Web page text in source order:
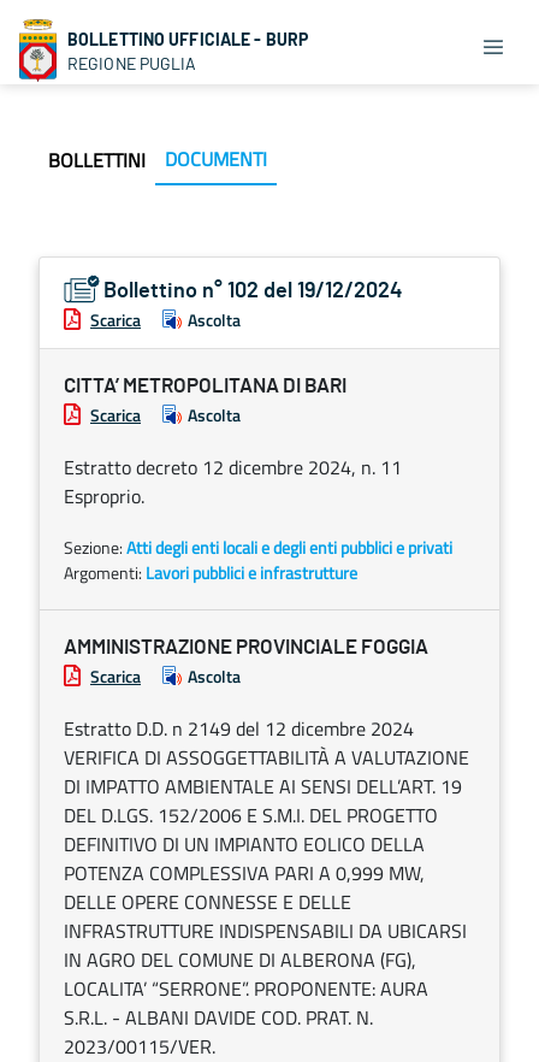
BOLLETTINO UFFICIALE - BURP
REGIONE PUGLIA
BOLLETTINI DOCUMENTI
Bollettino n° 102 del 19/12/2024
Scarica Ascolta
CITTA’ METROPOLITANA DI BARI
Scarica Ascolta
Estratto decreto 12 dicembre 2024, n. 11
Esproprio.
Sezione:Atti degli enti locali e degli enti pubblici e privati
Argomenti: Lavori pubblici e infrastrutture
AMMINISTRAZIONE PROVINCIALE FOGGIA
Scarica Ascolta
Estratto D.D. n 2149 del 12 dicembre 2024
VERIFICA DI ASSOGGETTABILITÀ A VALUTAZIONE
DI IMPATTO AMBIENTALE AI SENSI DELL’ART. 19
DEL D.LGS. 152/2006 E S.M.I. DEL PROGETTO
DEFINITIVO DI UN IMPIANTO EOLICO DELLA
POTENZA COMPLESSIVA PARI A 0,999 MW,
DELLE OPERE CONNESSE E DELLE
INFRASTRUTTURE INDISPENSABILI DA UBICARSI
IN AGRO DEL COMUNE DI ALBERONA (FG),
LOCALITA’ “SERRONE”. PROPONENTE: AURA
S.R.L. - ALBANI DAVIDE COD. PRAT. N.
2023/00115/VER.